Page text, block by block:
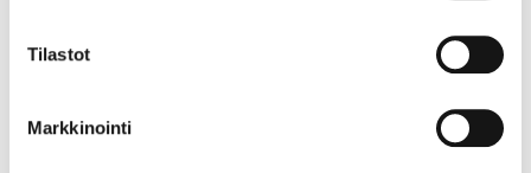
Tilastot
Markkinointi